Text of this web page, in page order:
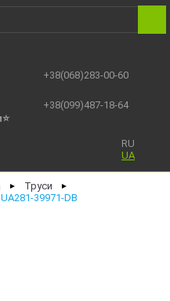
+38(068)283-00-60
+38(099)487-18-64
RU
UA
► Труси ►
39971-DB